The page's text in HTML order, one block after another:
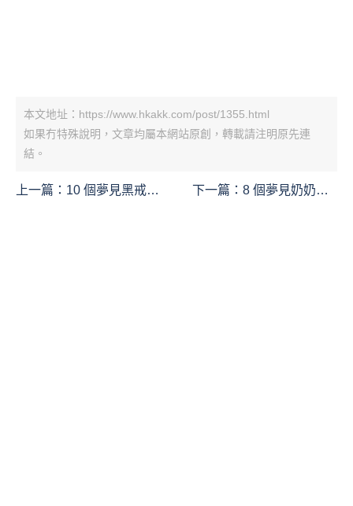
本文地址：https://www.hkakk.com/post/1355.html
如果冇特殊說明，文章均屬本網站原創，轉載請注明原先連
結。
上一篇： 10 個夢見黑戒指
下一篇：8 個夢見奶奶生